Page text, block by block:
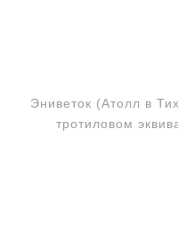
Эниветок (Атолл в
тротиловом